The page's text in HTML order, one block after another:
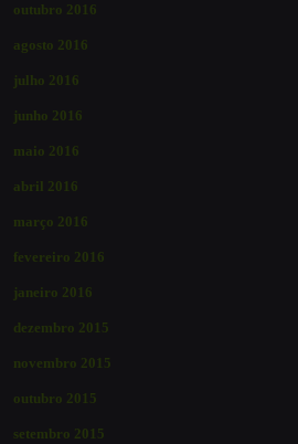
outubro 2016
agosto 2016
julho 2016
junho 2016
maio 2016
abril 2016
março 2016
fevereiro 2016
janeiro 2016
dezembro 2015
novembro 2015
outubro 2015
setembro 2015